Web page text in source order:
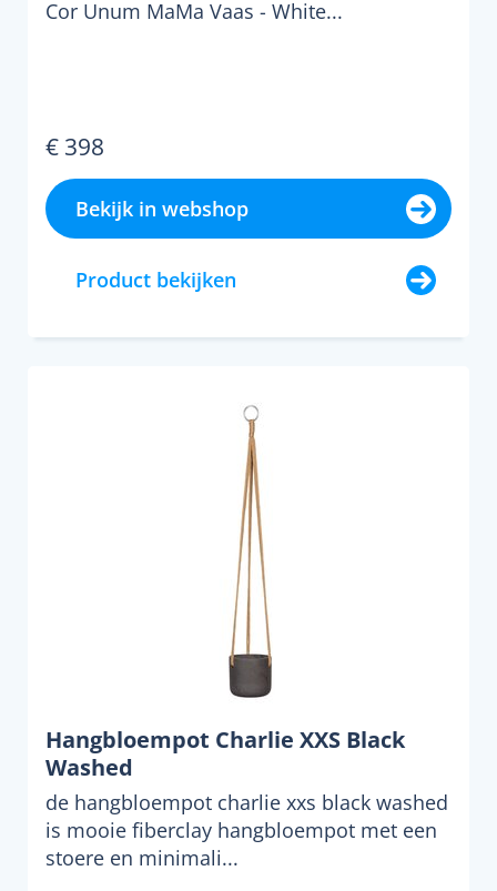
Cor Unum MaMa Vaas - White...
€ 398
Bekijk in webshop
Product bekijken
Hangbloempot Charlie XXS Black
Washed
de hangbloempot charlie xxs black washed
is mooie fiberclay hangbloempot met een
stoere en minimali...